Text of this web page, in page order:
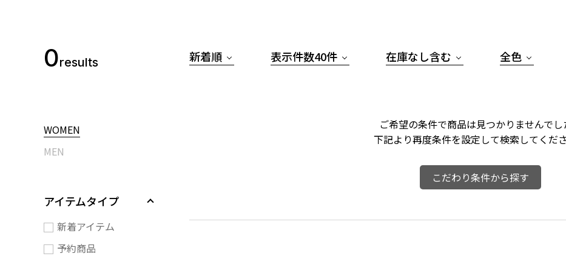
0results
WOMEN
MEN
アイテムタイプ
新着アイテム
予約商品
新着順 表示件数40件 在庫なし含む 全色
ご希望の条件で商品は見つかりませんでし
下記より再度条件を設定して検索してくださ
こだわり条件から探す